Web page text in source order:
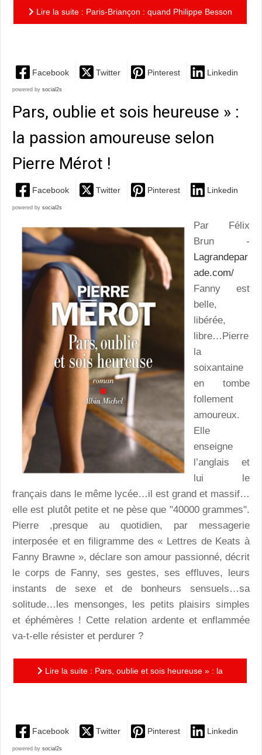
Lire la suite : Paris-Briançon : quand Philippe Besson
Facebook Twitter Pinterest Linkedin
powered by social2s
Pars, oublie et sois heureuse » :
la passion amoureuse selon
Pierre Mérot !
Facebook Twitter Pinterest Linkedin
powered by social2s
Par Félix
Brun -
Lagrandepar
ade.com/
Fanny est
belle,
libérée,
libre…Pierre
la
soixantaine
en tombe
follement
amoureux.
Elle
enseigne
l’anglais et
lui le
français dans le même lycée…il est grand et massif…
elle est plutôt petite et ne pèse que "40000 grammes".
Pierre ,presque au quotidien, par messagerie
interposée et en filigramme des « Lettres de Keats à
Fanny Brawne », déclare son amour passionné, décrit
le corps de Fanny, ses gestes, ses effluves, leurs
instants de sexe et de bonheurs sensuels…sa
solitude…les mensonges, les petits plaisirs simples
et éphémères ! Cette relation ardente et enflammée
va-t-elle résister et perdurer ?
Lire la suite : Pars, oublie et sois heureuse » : la
Facebook Twitter Pinterest Linkedin
powered by social2s